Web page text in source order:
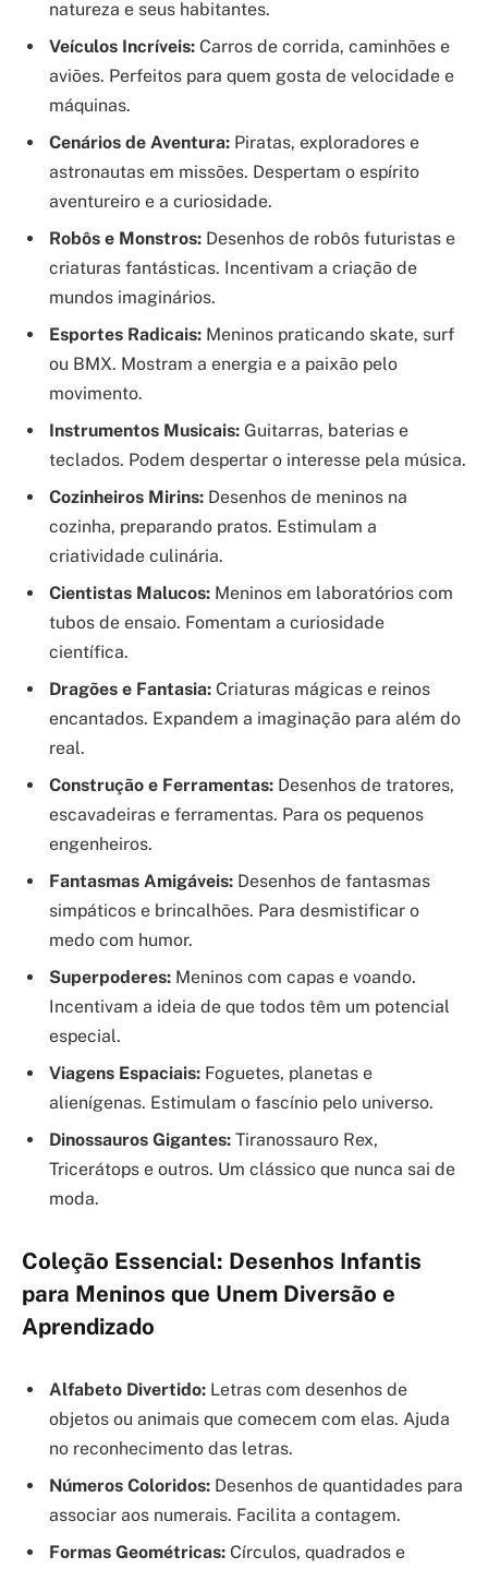
natureza e seus habitantes.
Veículos Incríveis: Carros de corrida, caminhões e
aviões. Perfeitos para quem gosta de velocidade e
máquinas.
Cenários de Aventura: Piratas, exploradores e
astronautas em missões. Despertam o espírito
aventureiro e a curiosidade.
Robôs e Monstros: Desenhos de robôs futuristas e
criaturas fantásticas. Incentivam a criação de
mundos imaginários.
Esportes Radicais: Meninos praticando skate, surf
ou BMX. Mostram a energia e a paixão pelo
movimento.
Instrumentos Musicais: Guitarras, baterias e
teclados. Podem despertar o interesse pela música.
Cozinheiros Mirins: Desenhos de meninos na
cozinha, preparando pratos. Estimulam a
criatividade culinária.
Cientistas Malucos: Meninos em laboratórios com
tubos de ensaio. Fomentam a curiosidade
científica.
Dragões e Fantasia: Criaturas mágicas e reinos
encantados. Expandem a imaginação para além do
real.
Construção e Ferramentas: Desenhos de tratores,
escavadeiras e ferramentas. Para os pequenos
engenheiros.
Fantasmas Amigáveis: Desenhos de fantasmas
simpáticos e brincalhões. Para desmistificar o
medo com humor.
Superpoderes: Meninos com capas e voando.
Incentivam a ideia de que todos têm um potencial
especial.
Viagens Espaciais: Foguetes, planetas e
alienígenas. Estimulam o fascínio pelo universo.
Dinossauros Gigantes: Tiranossauro Rex,
Tricerátops e outros. Um clássico que nunca sai de
moda.
Coleção Essencial: Desenhos Infantis
para Meninos que Unem Diversão e
Aprendizado
Alfabeto Divertido: Letras com desenhos de
objetos ou animais que comecem com elas. Ajuda
no reconhecimento das letras.
Números Coloridos: Desenhos de quantidades para
associar aos numerais. Facilita a contagem.
Formas Geométricas: Círculos, quadrados e